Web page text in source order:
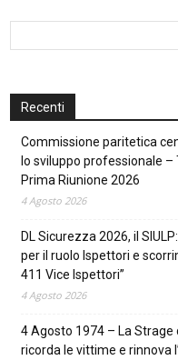
Recenti
Commissione paritetica
lo sviluppo professionale
Prima Riunione 2026
4 Agosto 2026
DL Sicurezza 2026, il
per il ruolo Ispettori e
411 Vice Ispettori”
4 Agosto 2026
4 Agosto 1974 – La Strage
ricorda le vittime e rinnova